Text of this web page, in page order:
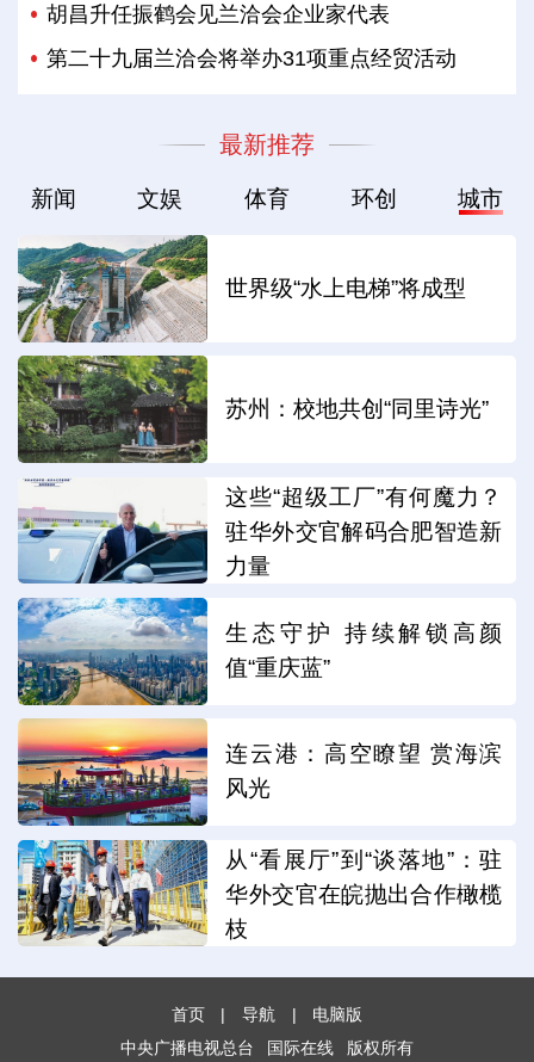
胡昌升任振鹤会见兰洽会企业家代表
第二十九届兰洽会将举办31项重点经贸活动
最新推荐
新闻 文娱 体育 环创 城市
世界级“水上电梯”将成型
苏州：校地共创“同里诗光”
这些“超级工厂”有何魔力？
驻华外交官解码合肥智造新
力量
生态守护 持续解锁高颜
值“重庆蓝”
连云港：高空瞭望 赏海滨
风光
从“看展厅”到“谈落地”：驻
华外交官在皖抛出合作橄榄
枝
首页 | 导航 |
电脑版
中央广播电视总台
国际在线 版权所有